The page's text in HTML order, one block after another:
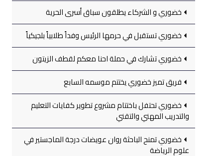
خضوري و الشركاء يطلقون سباق أسرى الحرية
خضوري تستقبل في حرمها الرئيس وفداً طلابياً بلجيكياً
خضوري تشارك في حملة احنا معكم لقطف الزيتون
فريق تميز خضوري يختتم موسمه السابع
خضوري تحتفل باختتام مشروع تطوير كفايات التعليم
والتدريب المهني والتقني
خضوري تمنح الباحثة روان عويضات درجة الماجستير في
علوم الرياضة